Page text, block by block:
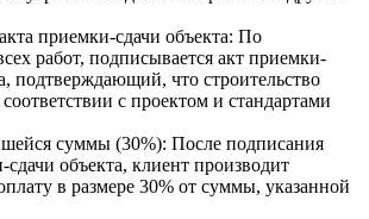
приемки-сдачи объекта: По
работ, подписывается акт приемки-
подтверждающий, что строительство
с проектом и стандартами
суммы (30%): После подписания
сдачи объекта, клиент производит
в размере 30% от суммы, указанной